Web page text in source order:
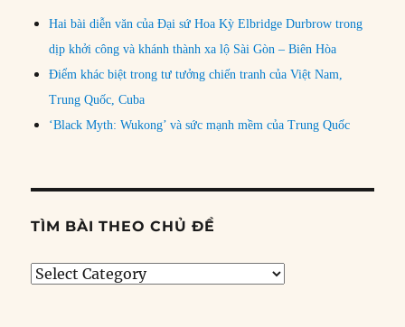
Hai bài diễn văn của Đại sứ Hoa Kỳ Elbridge Durbrow trong
dịp khởi công và khánh thành xa lộ Sài Gòn – Biên Hòa
Điểm khác biệt trong tư tưởng chiến tranh của Việt Nam,
Trung Quốc, Cuba
‘Black Myth: Wukong’ và sức mạnh mềm của Trung Quốc
TÌM BÀI THEO CHỦ ĐỀ
Tìm